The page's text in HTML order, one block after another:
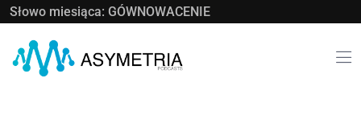
Słowo miesiąca: GÓWNOWACENIE